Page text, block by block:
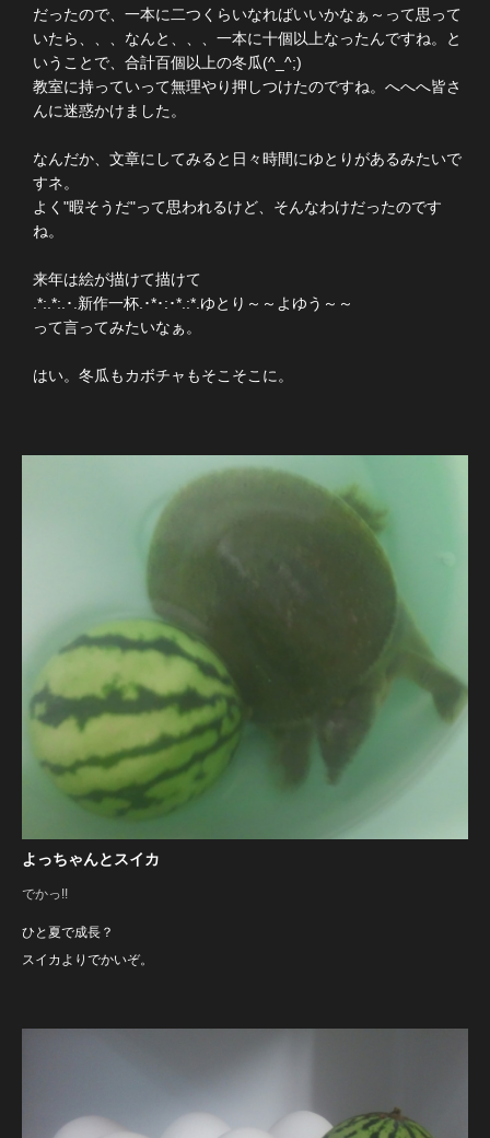
だったので、一本に二つくらいなればいいかなぁ～って思って
いたら、、、なんと、、、一本に十個以上なったんですね。と
いうことで、合計百個以上の冬瓜(^_^;)
教室に持っていって無理やり押しつけたのですね。へへへ皆さ
んに迷惑かけました。
なんだか、文章にしてみると日々時間にゆとりがあるみたいで
すネ。
よく"暇そうだ"って思われるけど、そんなわけだったのです
ね。
来年は絵が描けて描けて
.*:.*:.･.新作一杯.･*･:･*.:*.ゆとり～～よゆう～～
って言ってみたいなぁ。
はい。冬瓜もカボチャもそこそこに。
よっちゃんとスイカ
でかっ!!
ひと夏で成長？
スイカよりでかいぞ。